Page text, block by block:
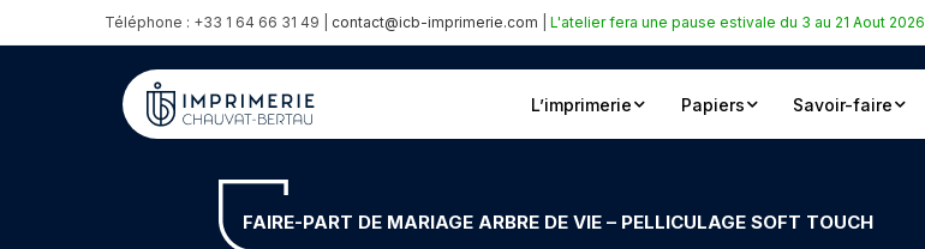
Téléphone : +33 1 64 66 31 49 | contact@icb-imprimerie.com L'atelier fera une pause estivale du 3 au 21 Aout 2026
L’imprimerie Papiers Savoir-faire
FAIRE-PART DE MARIAGE ARBRE DE VIE – PELLICULAGE SOFT TOUCH